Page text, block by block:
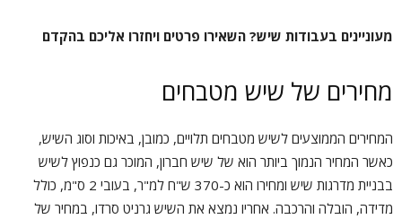
מעוניינים בעבודות שיש? השאירו פרטים ויחזרו אליכם בהקדם
מחירים של שיש מטבחים
המחירים הממוצעים לשיש מטבחים תלויים, כמובן, באיכות וסוג השיש,
כאשר המחיר הנמוך ביותר הוא של שיש חברון, המוכר גם כנפוץ לשיש
בבניית מדרגות שיש ומחירו הוא כ-370 ש"ח למ"ר, בעובי 2 ס"מ, כולל
מדידה, הובלה והרכבה. אחריו נמצא את השיש גרניט סרדו, במחיר של